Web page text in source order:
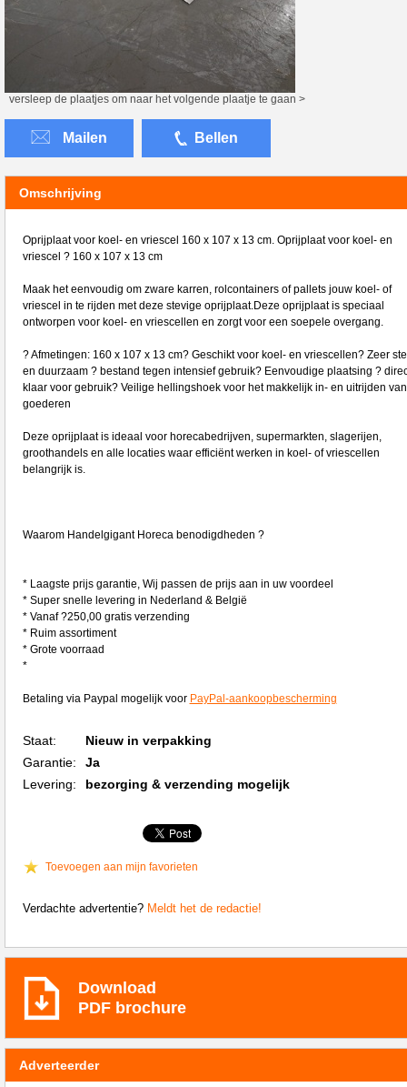
versleep de plaatjes om naar het volgende plaatje te gaan >
Mailen Bellen
Omschrijving
Oprijplaat voor koel- en vriescel 160 x 107 x 13 cm. Oprijplaat voor koel- en
vriescel ? 160 x 107 x 13 cm
Maak het eenvoudig om zware karren, rolcontainers of pallets jouw koel- of
vriescel in te rijden met deze stevige oprijplaat.Deze oprijplaat is speciaal
ontworpen voor koel- en vriescellen en zorgt voor een soepele overgang.
? Afmetingen: 160 x 107 x 13 cm? Geschikt voor koel- en vriescellen? Zeer
en duurzaam ? bestand tegen intensief gebruik? Eenvoudige plaatsing ?
klaar voor gebruik? Veilige hellingshoek voor het makkelijk in- en uitrijden van
goederen
Deze oprijplaat is ideaal voor horecabedrijven, supermarkten, slagerijen,
groothandels en alle locaties waar efficiënt werken in koel- of vriescellen
belangrijk is.
Waarom Handelgigant Horeca benodigdheden ?
* Laagste prijs garantie, Wij passen de prijs aan in uw voordeel
* Super snelle levering in Nederland & België
* Vanaf ?250,00 gratis verzending
* Ruim assortiment
* Grote voorraad
*
Betaling via Paypal mogelijk voor PayPal-aankoopbescherming
Staat:
Nieuw in verpakking
Garantie:
Ja
Levering:
bezorging & verzending mogelijk
Toevoegen aan mijn favorieten
Verdachte advertentie? Meldt het de redactie!
Download
PDF brochure
Adverteerder